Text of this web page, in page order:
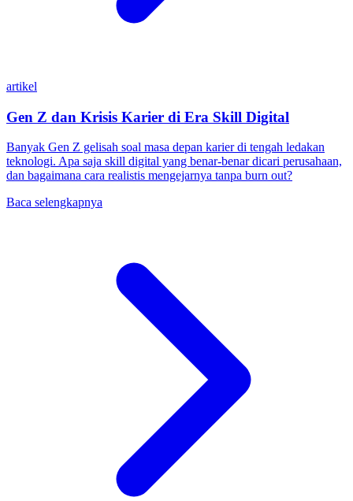
artikel
Gen Z dan Krisis Karier di Era Skill Digital
Banyak Gen Z gelisah soal masa depan karier di tengah ledakan
teknologi. Apa saja skill digital yang benar-benar dicari perusahaan,
dan bagaimana cara realistis mengejarnya tanpa burn out?
Baca selengkapnya